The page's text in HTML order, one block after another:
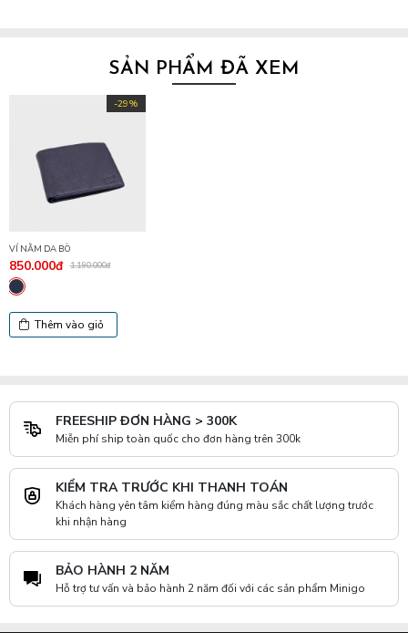
SẢN PHẨM ĐÃ XEM
-29%
VÍ NẰM DA BÒ
850.000đ 1.190.000đ
Thêm vào giỏ
FREESHIP ĐƠN HÀNG > 300K
Miễn phí ship toàn quốc cho đơn hàng trên 300k
KIỂM TRA TRƯỚC KHI THANH TOÁN
Khách hàng yên tâm kiểm hàng đúng màu sắc chất lượng trước
khi nhận hàng
BẢO HÀNH 2 NĂM
Hỗ trợ tư vấn và bảo hành 2 năm đối với các sản phẩm Minigo